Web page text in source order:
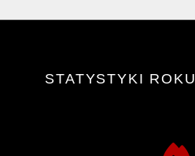
STATYSTYKI ROKU